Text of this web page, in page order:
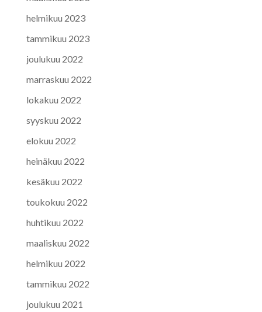
helmikuu 2023
tammikuu 2023
joulukuu 2022
marraskuu 2022
lokakuu 2022
syyskuu 2022
elokuu 2022
heinäkuu 2022
kesäkuu 2022
toukokuu 2022
huhtikuu 2022
maaliskuu 2022
helmikuu 2022
tammikuu 2022
joulukuu 2021